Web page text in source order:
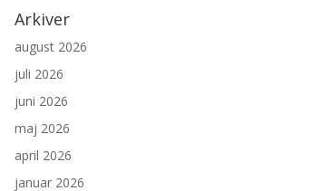
Arkiver
august 2026
juli 2026
juni 2026
maj 2026
april 2026
januar 2026